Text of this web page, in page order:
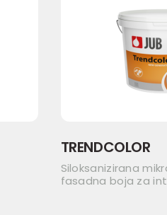
TRENDCOLOR
Siloksanizirana
fasadna boja za